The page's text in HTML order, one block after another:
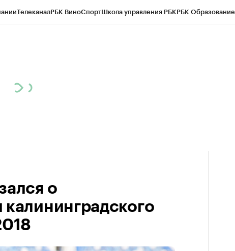
ТелеканалРБК ВиноСпортШкола управления РБКРБК Образование
о